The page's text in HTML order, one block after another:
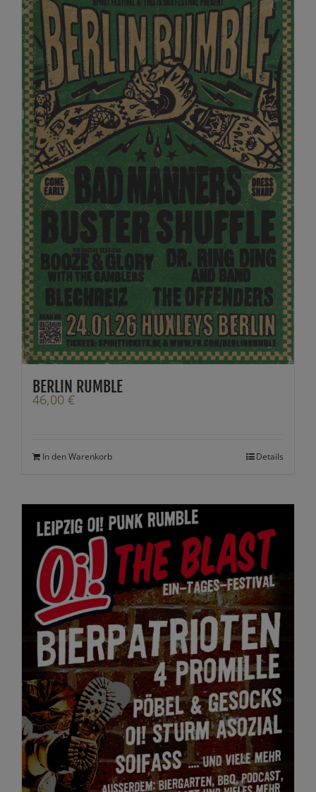
BERLIN RUMBLE
46,00 €
In den Warenkorb Details